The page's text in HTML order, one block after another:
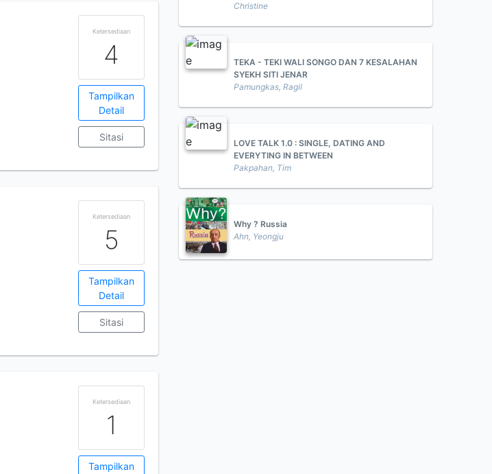
Ketersediaan
4
Tampilkan
Detail
Sitasi
Ketersediaan
5
Tampilkan
Detail
Sitasi
Ketersediaan
1
Tampilkan
Christine
TEKA - TEKI WALI SONGO DAN 7 KESALAHAN
SYEKH SITI JENAR
Pamungkas, Ragil
LOVE TALK 1.0 : SINGLE, DATING AND
EVERYTING IN BETWEEN
Pakpahan, Tim
Why ? Russia
Ahn, Yeongju